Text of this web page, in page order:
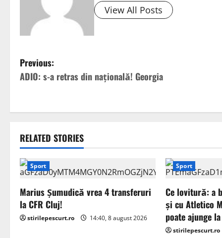
View All Posts
P
o
s
n
a
v
i
Previous:
ADIO: s-a retras din națională! Georgia
RELATED STORIES
Sport
Marius Șumudică vrea 4 transferuri
la CFR Cluj!
stirilepescurt.ro 14:40, 8 august 2026
Sport
Ce lovitură: a
și cu Atletico
poate ajunge
stirilepescurt.ro